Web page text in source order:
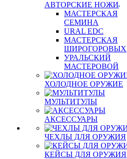
АВТОРСКИЕ НОЖИ
МАСТЕРСКАЯ
СЕМИНА
URAL EDC
МАСТЕРСКАЯ
ШИРОГОРОВЫХ
УРАЛЬСКИЙ
МАСТЕРОВОЙ
ХОЛОДНОЕ ОРУЖИЕ
МУЛЬТИТУЛЫ
АКСЕССУАРЫ
ЧЕХЛЫ ДЛЯ ОРУЖИЯ
КЕЙСЫ ДЛЯ ОРУЖИЯ